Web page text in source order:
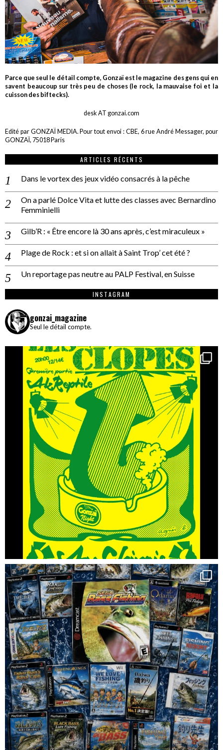
Parce que seul le détail compte, Gonzaï est le magazine des gens qui en
savent beaucoup sur très peu de choses (le rock, la mauvaise foi et la
cuisson des biftecks).
desk AT gonzai.com
Edité par GONZAÏ MEDIA. Pour tout envoi : CBE, 6 rue André Messager, pour
GONZAÏ, 75018 Paris
ARTICLES RÉCENTS
Dans le vortex des jeux vidéo consacrés à la pêche
On a parlé Dolce Vita et lutte des classes avec Bernardino
Femminielli
Gilb’R : « Être encore là 30 ans après, c’est miraculeux »
Plage de Rock : et si on allait à Saint Trop’ cet été ?
Un reportage pas neutre au PALP Festival, en Suisse
INSTAGRAM
gonzai_magazine
Seul le détail compte.